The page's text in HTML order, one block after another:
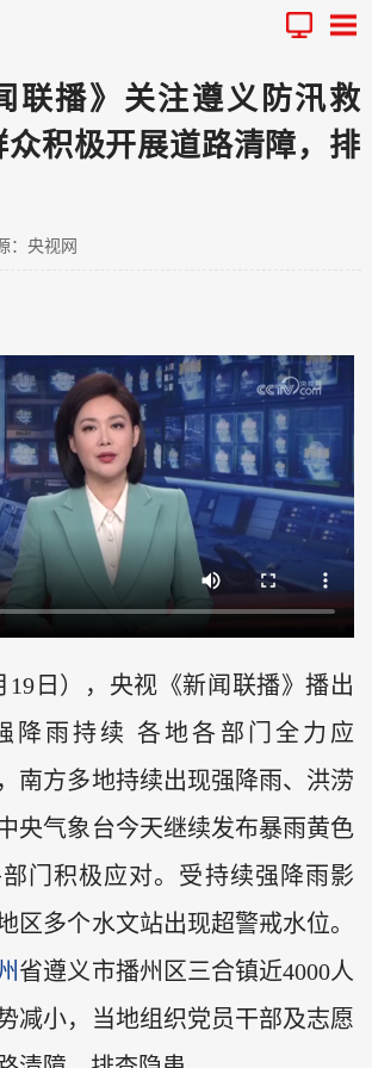
联播》关注遵义防汛救
众积极开展道路清障，排
：央视网
19日），央视《新闻联播》播出
降雨持续 各地各部门全力应
南方多地持续出现强降雨、洪涝
央气象台今天继续发布暴雨黄色
门积极应对。受持续强降雨影
区多个水文站出现超警戒水位。
省遵义市播州区三合镇近4000人
减小，当地组织党员干部及志愿